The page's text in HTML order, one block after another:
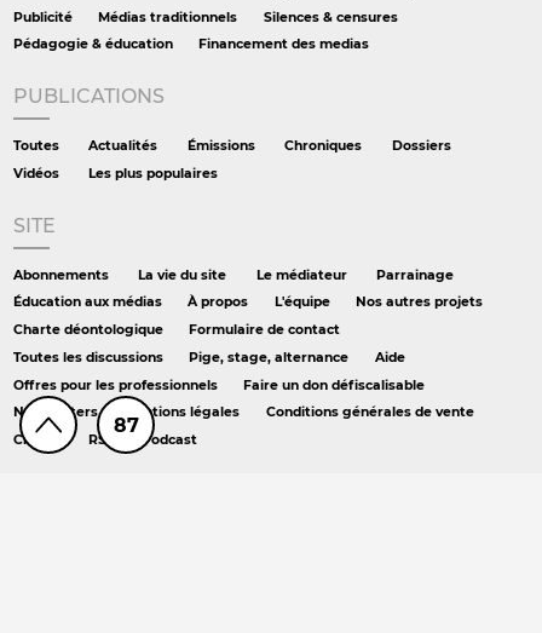
87
Publicité
Médias traditionnels
Silences & censures
Pédagogie & éducation
Financement des medias
PUBLICATIONS
Toutes Actualités Émissions Chroniques
Dossiers
Vidéos
Les plus populaires
SITE
Abonnements La vie du site Le médiateur
Parrainage
Éducation aux médias
À propos L'équipe
Nos autres projets
Charte déontologique
Formulaire de contact
Toutes les discussions
Pige, stage, alternance
Aide
Offres pour les professionnels
Faire un don défiscalisable
Newsletters
Mentions légales
Conditions générales de vente
Crédits
RSS Podcast